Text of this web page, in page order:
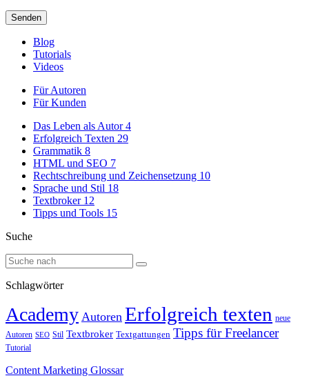
Blog
Tutorials
Videos
Für Autoren
Für Kunden
Das Leben als Autor4
Erfolgreich Texten 29
Grammatik 8
HTML und SEO 7
Rechtschreibung und Zeichensetzung 10
Sprache und Stil 18
Textbroker 12
Tipps und Tools 15
Suche
Schlagwörter
Academy Autoren Erfolgreich texten neue
Autoren SEO Stil Textbroker Textgattungen Tipps für Freelancer
Tutorial
Content Marketing Glossar